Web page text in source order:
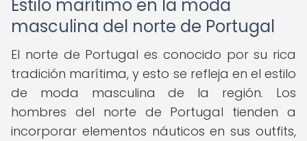
Estilo marítimo en la moda
masculina del norte de Portugal
El norte de Portugal es conocido por su rica
tradición marítima, y esto se refleja en el estilo
de moda masculina de la región. Los
hombres del norte de Portugal tienden a
incorporar elementos náuticos en sus outfits,